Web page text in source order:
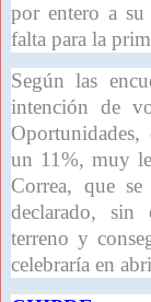
por entero a su
falta para la
Según las
intención de
un 11%, muy
Correa, que
declarado, sin
terreno y
celebraría en